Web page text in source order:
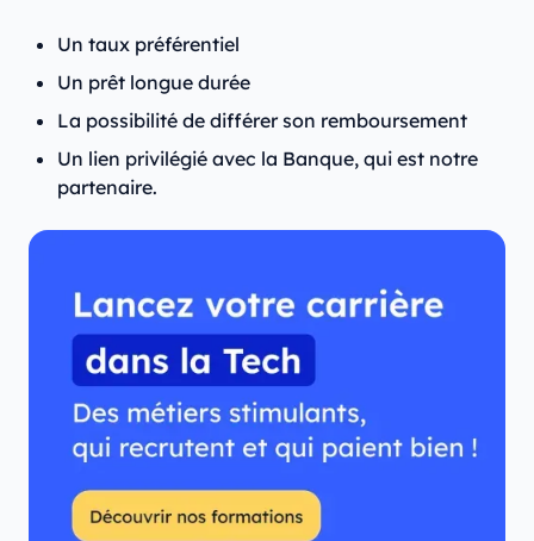
Un taux préférentiel
Un prêt longue durée
La possibilité de différer son remboursement
Un lien privilégié avec la Banque, qui est notre
partenaire.